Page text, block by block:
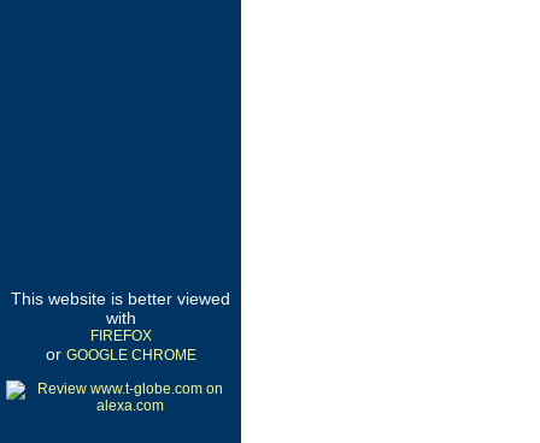
This website is better viewed
with
FIREFOX
or GOOGLE CHROME